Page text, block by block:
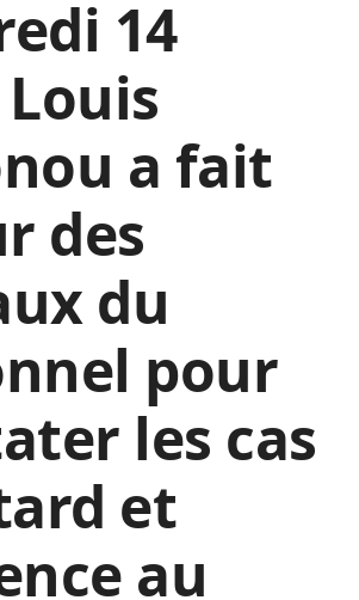
14
a fait
des
du
pour
les cas
et
au